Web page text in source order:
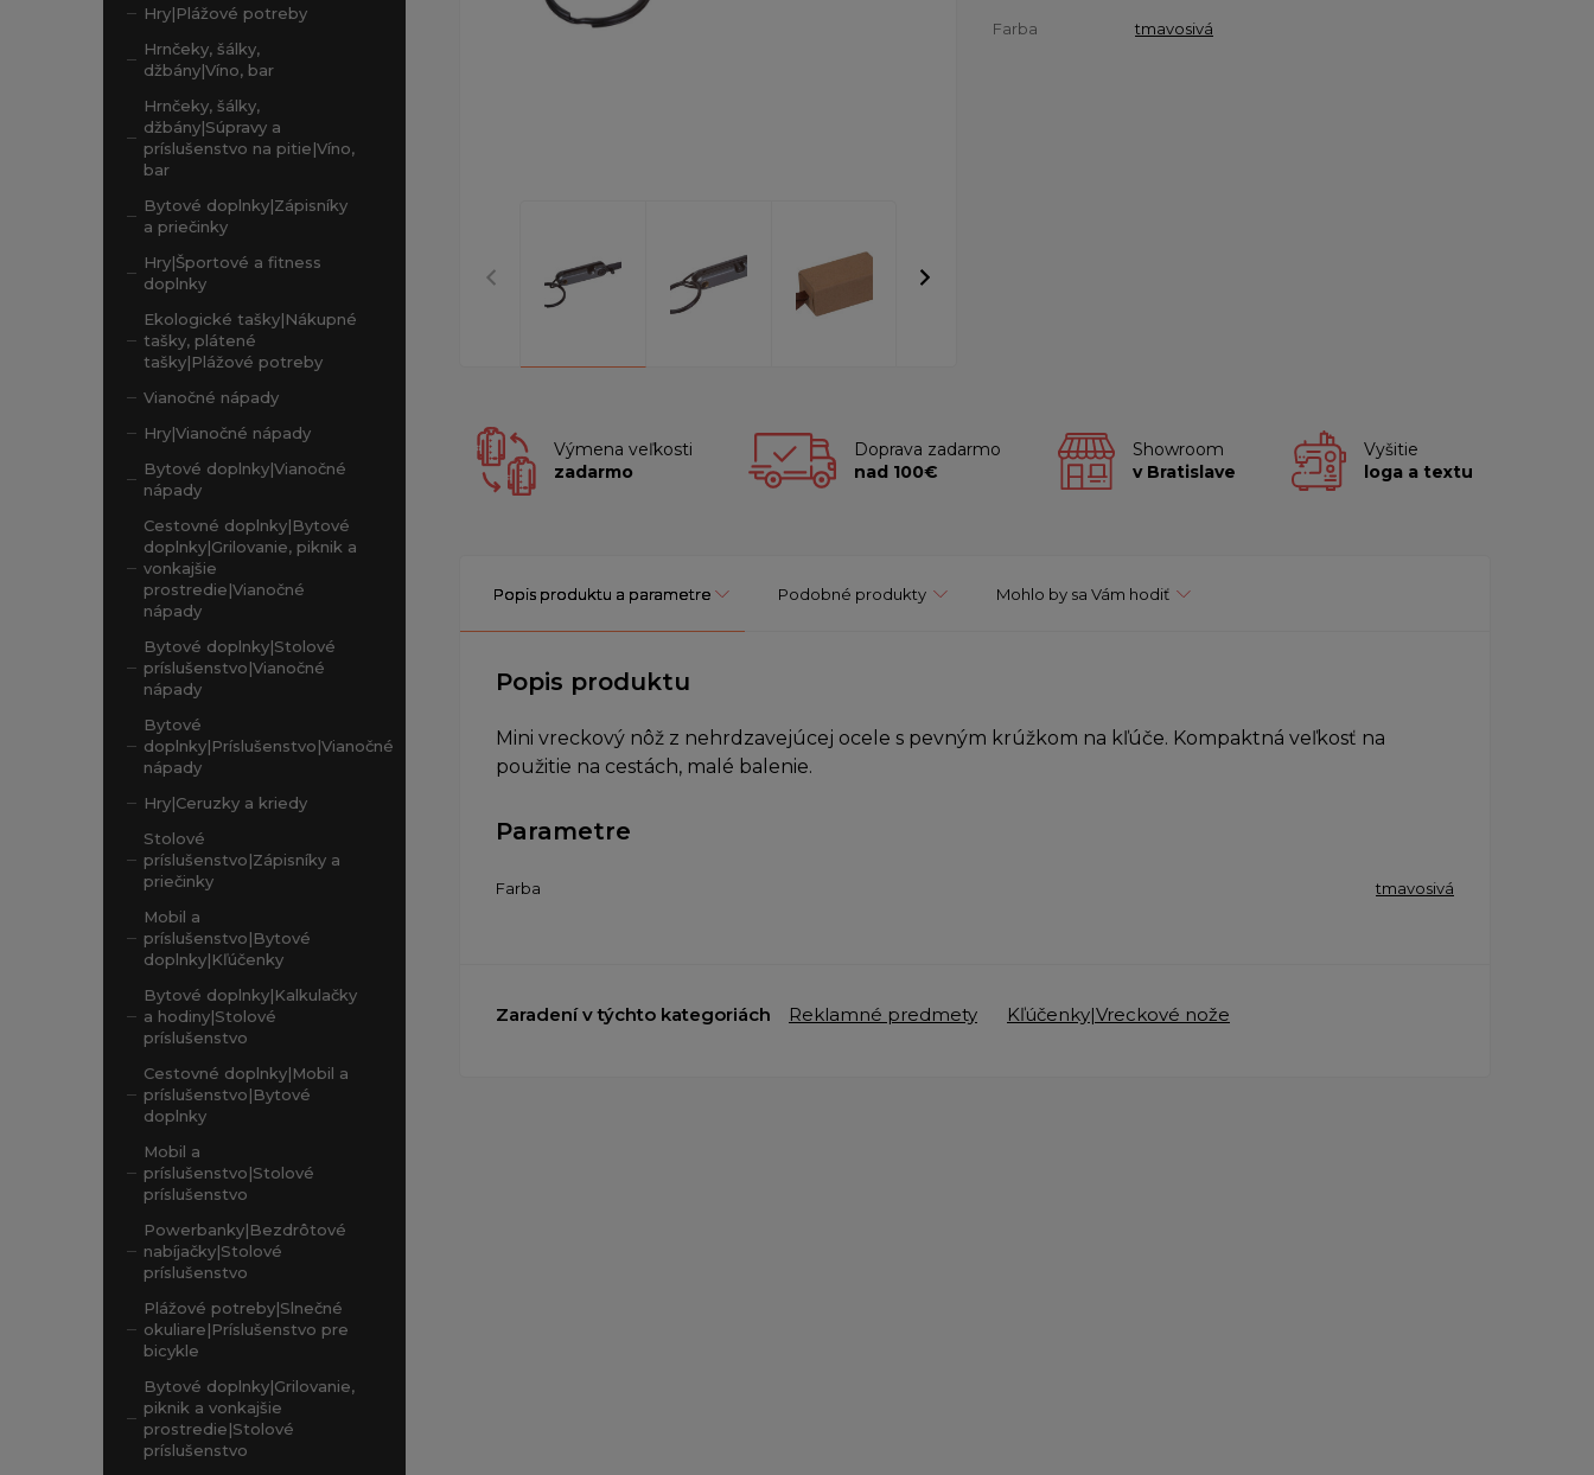
Hry|Plážové potreby
Hrnčeky, šálky,
džbány|Víno, bar
Hrnčeky, šálky,
džbány|Súpravy a
príslušenstvo na pitie|Víno,
bar
Bytové doplnky|Zápisníky
a priečinky
Hry|Športové a fitness
doplnky
Ekologické tašky|Nákupné
tašky, plátené
tašky|Plážové potreby
Vianočné nápady
Hry|Vianočné nápady
Bytové doplnky|Vianočné
nápady
Cestovné doplnky|Bytové
doplnky|Grilovanie, piknik a
vonkajšie
prostredie|Vianočné
nápady
Bytové doplnky|Stolové
príslušenstvo|Vianočné
nápady
Bytové
doplnky|Príslušenstvo|Vianočné
nápady
Hry|Ceruzky a kriedy
Stolové
príslušenstvo|Zápisníky a
priečinky
Mobil a
príslušenstvo|Bytové
doplnky|Kľúčenky
Bytové doplnky|Kalkulačky
a hodiny|Stolové
príslušenstvo
Cestovné doplnky|Mobil a
príslušenstvo|Bytové
doplnky
Mobil a
príslušenstvo|Stolové
príslušenstvo
Powerbanky|Bezdrôtové
nabíjačky|Stolové
príslušenstvo
Plážové potreby|Slnečné
okuliare|Príslušenstvo pre
bicykle
Bytové doplnky|Grilovanie,
piknik a vonkajšie
prostredie|Stolové
príslušenstvo
Farba tmavosivá
Výmena veľkosti
zadarmo
Doprava zadarmo
nad 100€
Showroom
v Bratislave
Vyšitie
loga a textu
Popis produktu a parametre Podobné produkty Mohlo by sa Vám hodiť
Popis produktu
Mini vreckový nôž z nehrdzavejúcej ocele s pevným krúžkom na kľúče. Kompaktná veľkosť na
použitie na cestách, malé balenie.
Parametre
Farba tmavosivá
Zaradení v týchto kategoriách Reklamné predmety Kľúčenky|Vreckové nože